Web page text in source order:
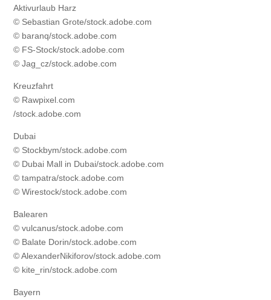
Aktivurlaub Harz
© Sebastian Grote/stock.adobe.com
© baranq/stock.adobe.com
© FS-Stock/stock.adobe.com
© Jag_cz/stock.adobe.com
Kreuzfahrt
© Rawpixel.com
/stock.adobe.com
Dubai
© Stockbym/stock.adobe.com
© Dubai Mall in Dubai/stock.adobe.com
© tampatra/stock.adobe.com
© Wirestock/stock.adobe.com
Balearen
© vulcanus/stock.adobe.com
© Balate Dorin/stock.adobe.com
© AlexanderNikiforov/stock.adobe.com
© kite_rin/stock.adobe.com
Bayern